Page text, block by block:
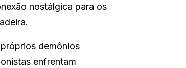
nostálgica para os
demônios
enfrentam